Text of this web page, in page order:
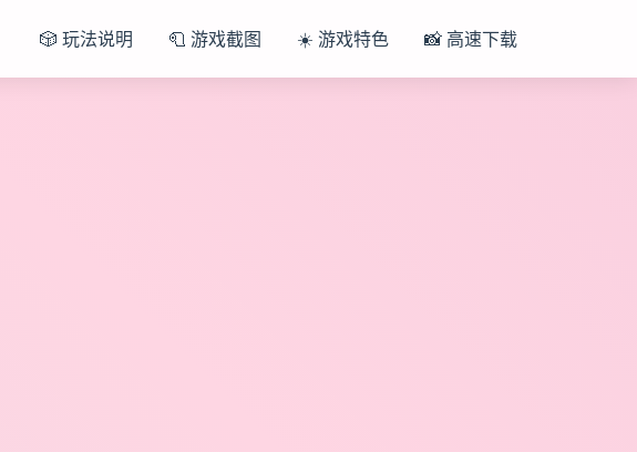
🎲 玩法说明 🧻 游戏截图 ☀️ 游戏特色 📸 高速下载